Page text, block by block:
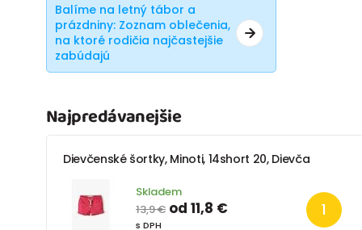
Balíme na letný tábor a
prázdniny: Zoznam oblečenia,
na ktoré rodičia najčastejšie
zabúdajú
Najpredávanejšie
Dievčenské šortky, Minoti, 14short 20, Dievča
Skladem
13,9 € od 11,8 €
s DPH